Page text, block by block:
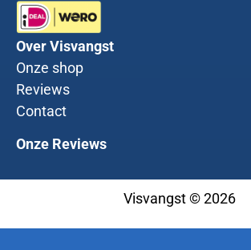
Over Visvangst
Onze shop
Reviews
Contact
Onze Reviews
Visvangst © 2026